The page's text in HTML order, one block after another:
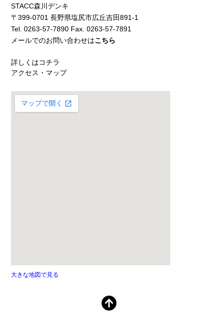
STACC森川デンキ
〒399-0701 長野県塩尻市広丘吉田891-1
Tel. 0263-57-7890 Fax. 0263-57-7891
メールでのお問い合わせはこちら
詳しくはコチラ
アクセス・マップ
大きな地図で見る